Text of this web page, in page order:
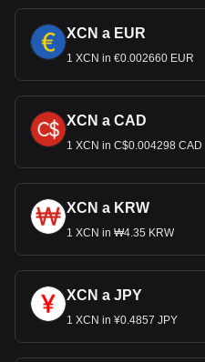
XCN a EUR
1 XCN in €0.002660 EUR
XCN a CAD
1 XCN in C$0.004298 CAD
XCN a KRW
1 XCN in ₩4.35 KRW
XCN a JPY
1 XCN in ¥0.4857 JPY